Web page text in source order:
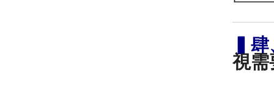
▍肆
視需